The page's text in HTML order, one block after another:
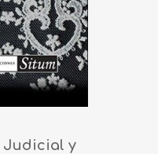
Judicial y